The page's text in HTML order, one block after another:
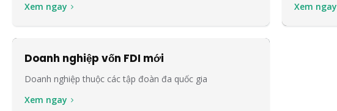
Xem ngay
Xem ngay
Doanh nghiệp vốn FDI mới
Doanh nghiệp thuộc các tập đoàn đa quốc gia
Xem ngay